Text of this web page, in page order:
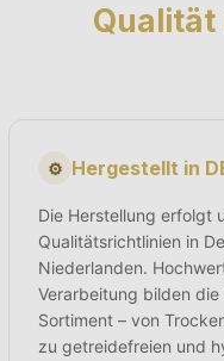
Qualität
⚙ Hergestellt in
Die Herstellung erfolgt
Qualitätsrichtlinien in
Niederlanden.
Verarbeitung bilden
Sortiment – von
zu getreidefreien und